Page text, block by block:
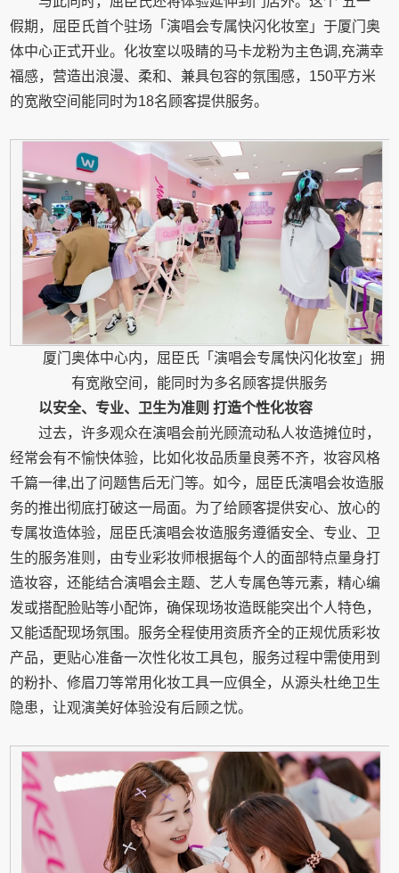
假期，屈臣氏首个驻场「演唱会专属快闪化妆室」于厦门奥
体中心正式开业。化妆室以吸睛的马卡龙粉为主色调,充满幸
福感，营造出浪漫、柔和、兼具包容的氛围感，150平方米
的宽敞空间能同时为18名顾客提供服务。
厦门奥体中心内，屈臣氏「演唱会专属快闪化妆室」拥
有宽敞空间，能同时为多名顾客提供服务
以安全、专业、卫生为准则 打造个性化妆容
过去，许多观众在演唱会前光顾流动私人妆造摊位时，
经常会有不愉快体验，比如化妆品质量良莠不齐，妆容风格
千篇一律,出了问题售后无门等。如今，屈臣氏演唱会妆造服
务的推出彻底打破这一局面。为了给顾客提供安心、放心的
专属妆造体验，屈臣氏演唱会妆造服务遵循安全、专业、卫
生的服务准则，由专业彩妆师根据每个人的面部特点量身打
造妆容，还能结合演唱会主题、艺人专属色等元素，精心编
发或搭配脸贴等小配饰，确保现场妆造既能突出个人特色，
又能适配现场氛围。服务全程使用资质齐全的正规优质彩妆
产品，更贴心准备一次性化妆工具包，服务过程中需使用到
的粉扑、修眉刀等常用化妆工具一应俱全，从源头杜绝卫生
隐患，让观演美好体验没有后顾之忧。